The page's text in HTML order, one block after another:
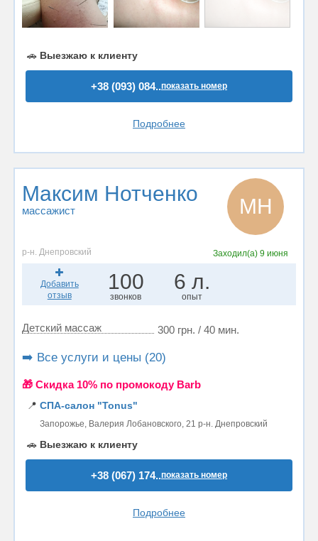
🚗 Выезжаю к клиенту
+38 (093) 084..показать номер
Подробнее
Максим Нотченко
массажист МН
р-н. Днепровский Заходил(а) 9 июня
Добавить
отзыв
100
звонков
6 л.
опыт
Детский массаж 300 грн. / 40 мин.
➡️ Все услуги и цены (20)
🎁 Cкидка 10% по промокоду Barb
📍 СПА-салон "Tonus"
Запорожье, Валерия Лобановского, 21 р-н. Днепровский
🚗 Выезжаю к клиенту
+38 (067) 174..показать номер
Подробнее